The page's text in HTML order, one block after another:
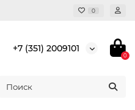
0
+7 (351) 2009101
0